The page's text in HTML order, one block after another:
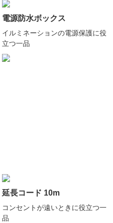
電源防水ボックス
イルミネーションの電源保護に役
立つ一品
延長コード 10m
コンセントが遠いときに役立つ一
品